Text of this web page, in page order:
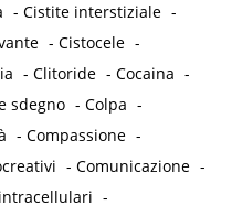
-Cistite interstiziale -
-Cistocele -
-Clitoride -Cocaina -
sdegno -Colpa -
-Compassione -
-Comunicazione -
-